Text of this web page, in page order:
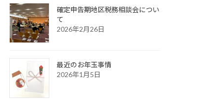
確定申告期地区税務相談会につい
て
2026年2月26日
最近のお年玉事情
2026年1月5日